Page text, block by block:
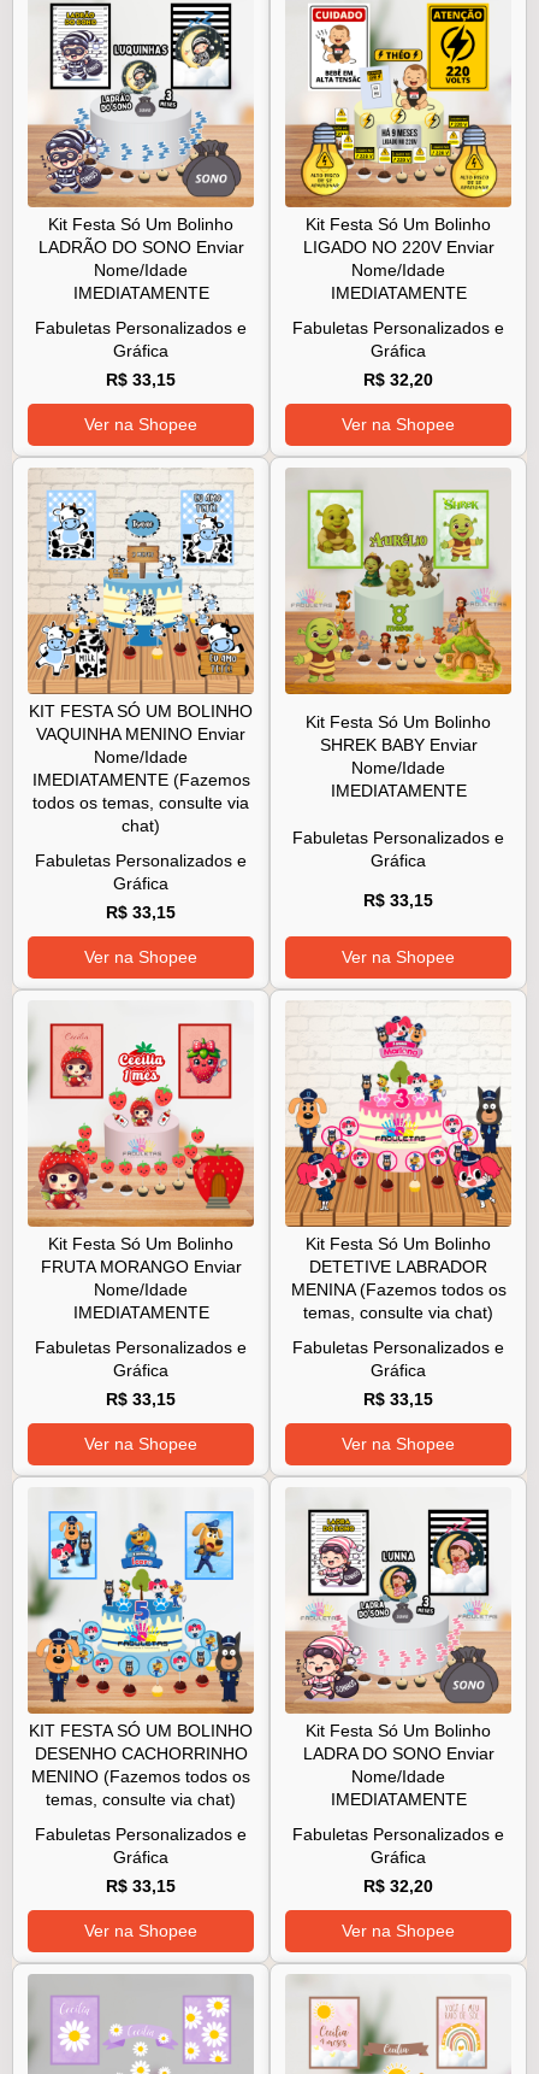
Kit Festa Só Um Bolinho
LADRÃO DO SONO Enviar
Nome/Idade
IMEDIATAMENTE
Fabuletas Personalizados e
Gráfica
R$ 33,15
Ver na Shopee
Kit Festa Só Um Bolinho
LIGADO NO 220V Enviar
Nome/Idade
IMEDIATAMENTE
Fabuletas Personalizados e
Gráfica
R$ 32,20
Ver na Shopee
KIT FESTA SÓ UM BOLINHO
VAQUINHA MENINO Enviar
Nome/Idade
IMEDIATAMENTE (Fazemos
todos os temas, consulte via
chat)
Fabuletas Personalizados e
Gráfica
R$ 33,15
Ver na Shopee
Kit Festa Só Um Bolinho
SHREK BABY Enviar
Nome/Idade
IMEDIATAMENTE
Fabuletas Personalizados e
Gráfica
R$ 33,15
Ver na Shopee
Kit Festa Só Um Bolinho
FRUTA MORANGO Enviar
Nome/Idade
IMEDIATAMENTE
Fabuletas Personalizados e
Gráfica
R$ 33,15
Ver na Shopee
Kit Festa Só Um Bolinho
DETETIVE LABRADOR
MENINA (Fazemos todos os
temas, consulte via chat)
Fabuletas Personalizados e
Gráfica
R$ 33,15
Ver na Shopee
KIT FESTA SÓ UM BOLINHO
DESENHO CACHORRINHO
MENINO (Fazemos todos os
temas, consulte via chat)
Fabuletas Personalizados e
Gráfica
R$ 33,15
Ver na Shopee
Kit Festa Só Um Bolinho
LADRA DO SONO Enviar
Nome/Idade
IMEDIATAMENTE
Fabuletas Personalizados e
Gráfica
R$ 32,20
Ver na Shopee